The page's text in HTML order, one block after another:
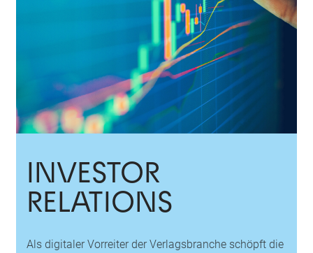
INVESTOR
RELATIONS
Als digitaler Vorreiter der Verlags­branche schöpft die